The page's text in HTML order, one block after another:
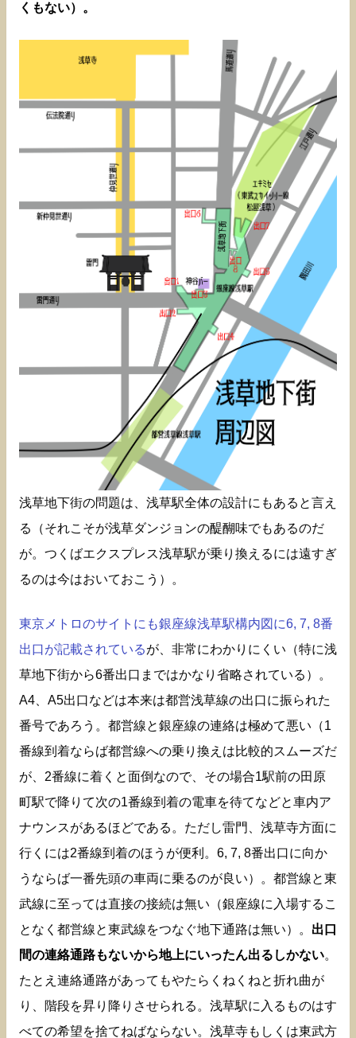
くもない）。
浅草地下街の問題は、浅草駅全体の設計にもあると言え
る（それこそが浅草ダンジョンの醍醐味でもあるのだ
が。つくばエクスプレス浅草駅が乗り換えるには遠すぎ
るのは今はおいておこう）。
東京メトロのサイトにも銀座線浅草駅構内図に6, 7, 8番
出口が記載されているが、非常にわかりにくい（特に浅
草地下街から6番出口まではかなり省略されている）。
A4、A5出口などは本来は都営浅草線の出口に振られた
番号であろう。都営線と銀座線の連絡は極めて悪い（1
番線到着ならば都営線への乗り換えは比較的スムーズだ
が、2番線に着くと面倒なので、その場合1駅前の田原
町駅で降りて次の1番線到着の電車を待てなどと車内ア
ナウンスがあるほどである。ただし雷門、浅草寺方面に
行くには2番線到着のほうが便利。6, 7, 8番出口に向か
うならば一番先頭の車両に乗るのが良い）。都営線と東
武線に至っては直接の接続は無い（銀座線に入場するこ
となく都営線と東武線をつなぐ地下通路は無い）。 出口
間の連絡通路もないから地上にいったん出るしかない。
たとえ連絡通路があってもやたらくねくねと折れ曲が
り、階段を昇り降りさせられる。浅草駅に入るものはす
べての希望を捨てねばならない。浅草寺もしくは東武方